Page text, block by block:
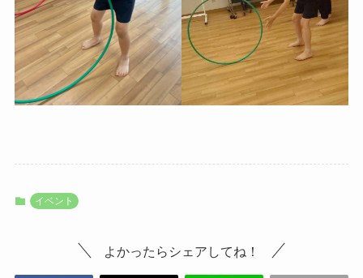
イベント
よかったらシェアしてね！